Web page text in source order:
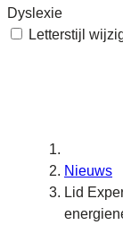
Dyslexie
Letterstijl
Nieuws
Lid